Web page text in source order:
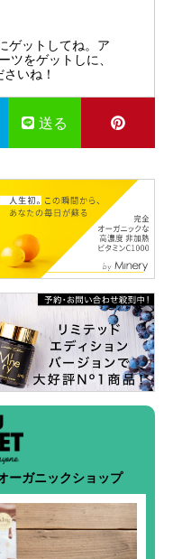
ゲットしてね。ア
ツをゲットしに、
いね！
送る
ーガニックショップ